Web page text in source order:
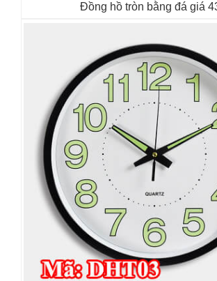
Đồng hồ tròn bằng đá giá